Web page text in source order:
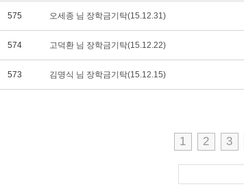
575 오세종 님 장학금기탁(15.12.31)
574 고덕환 님 장학금기탁(15.12.22)
573 김명식 님 장학금기탁(15.12.15)
1 2 3